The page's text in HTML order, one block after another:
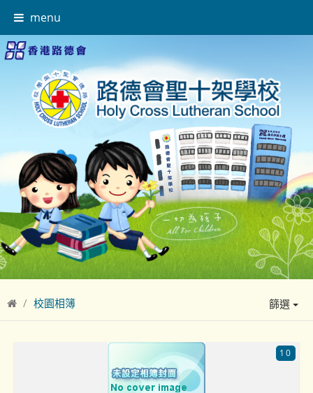
menu
校園相簿 篩選
10